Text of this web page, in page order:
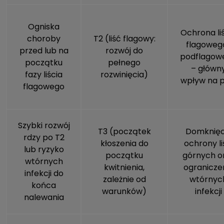
Ogniska
choroby
przed lub na
początku
fazy liścia
flagowego
T2 (liść flagowy:
rozwój do
pełnego
rozwinięcia)
Ochrona
–
wpływ na
Szybki rozwój
rdzy po T2
lub ryzyko
wtórnych
infekcji do
końca
nalewania
T3 (początek
kłoszenia do
początku
kwitnienia,
zależnie od
warunków)
ochrony
górnych
infekcji